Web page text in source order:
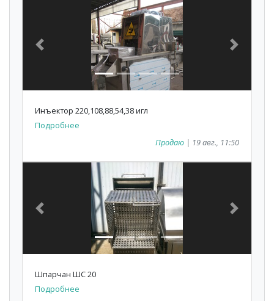
Previous Next
Инъектор 220,108,88,54,38 игл
Подробнее
Продаю | 19 авг., 11:50
Previous Next
Шпарчан ШС 20
Подробнее